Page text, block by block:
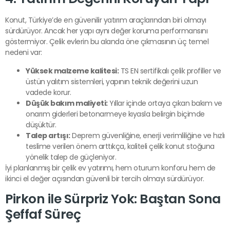
Konut, Türkiye’de en güvenilir yatırım araçlarından biri olmayı
sürdürüyor. Ancak her yapı aynı değer koruma performansını
göstermiyor. Çelik evlerin bu alanda öne çıkmasının üç temel
nedeni var:
Yüksek malzeme kalitesi:TS EN sertifikalı çelik profiller ve
üstün yalıtım sistemleri, yapının teknik değerini uzun
vadede korur.
Düşük bakım maliyeti:Yıllar içinde ortaya çıkan bakım ve
onarım giderleri betonarmeye kıyasla belirgin biçimde
düşüktür.
Talep artışı:Deprem güvenliğine, enerji verimliliğine ve hızlı
teslime verilen önem arttıkça, kaliteli çelik konut stoğuna
yönelik talep de güçleniyor.
İyi planlanmış bir çelik ev yatırımı, hem oturum konforu hem de
ikinci el değer açısından güvenli bir tercih olmayı sürdürüyor.
Pirkon ile Sürpriz Yok: Baştan Sona
Şeffaf Süreç